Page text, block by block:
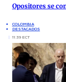
Opositores se
COLOMBIA
DESTACADOS
11:39 ECT